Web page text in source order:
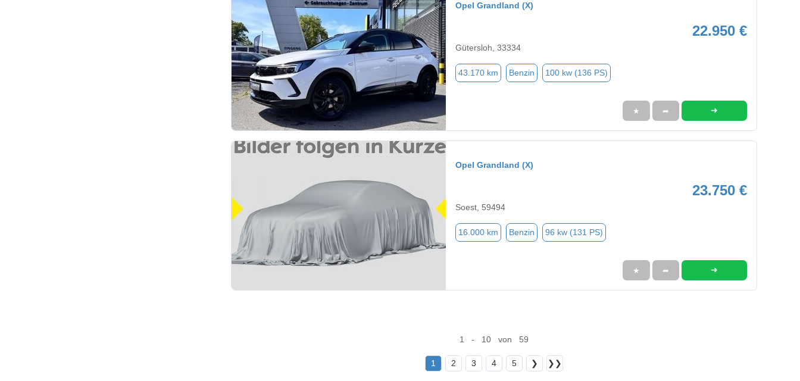
Opel Grandland (X)
22.950 €
Gütersloh, 33334
43.170 km Benzin 100 kw (136 PS)
★ ➦ ➜
Opel Grandland (X)
23.750 €
Soest, 59494
16.000 km Benzin 96 kw (131 PS)
★ ➦ ➜
1 - 10 von 59
1 2 3 4 5 ❯ ❯❯